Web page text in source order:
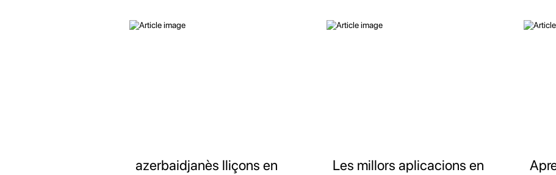
azerbaidjanès lliçons en
Les millors aplicacions en